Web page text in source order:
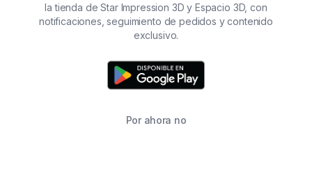
la tienda de Star Impression 3D y Espacio 3D, con
notificaciones, seguimiento de pedidos y contenido
exclusivo.
Por ahora no